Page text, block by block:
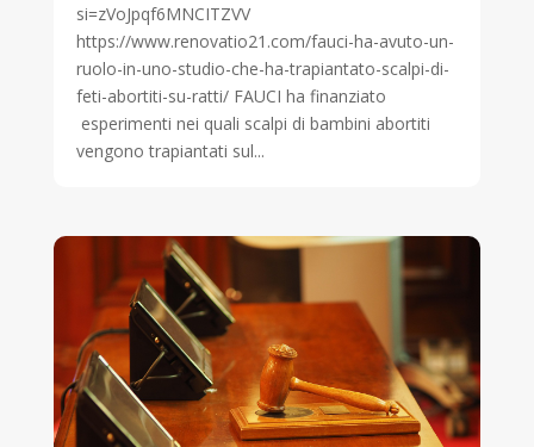
si=zVoJpqf6MNCITZVV
https://www.renovatio21.com/fauci-ha-avuto-un-
ruolo-in-uno-studio-che-ha-trapiantato-scalpi-di-
feti-abortiti-su-ratti/ FAUCI ha finanziato
esperimenti nei quali scalpi di bambini abortiti
vengono trapiantati sul...